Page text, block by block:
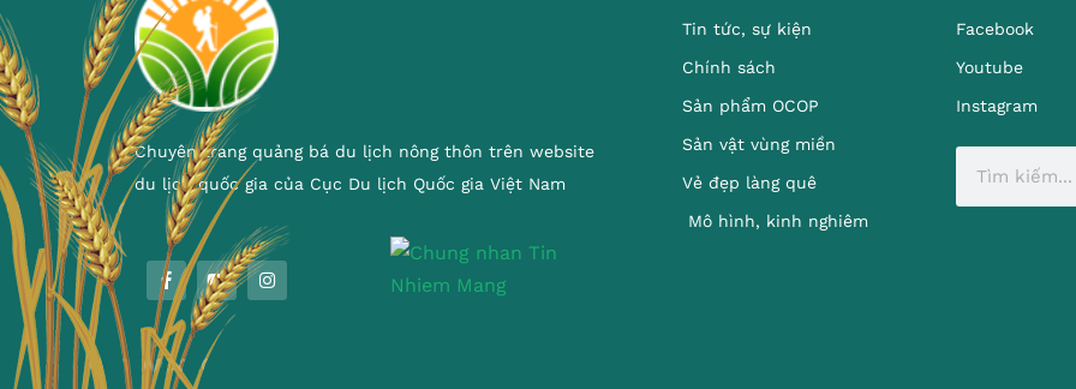
Chuyên trang quảng bá du lịch nông thôn trên website
du lịch quốc gia của Cục Du lịch Quốc gia Việt Nam
Tin tức, sự kiện
Chính sách
Sản phẩm OCOP
Sản vật vùng miền
Vẻ đẹp làng quê
Mô hình, kinh nghiêm
Facebook
Youtube
Instagram